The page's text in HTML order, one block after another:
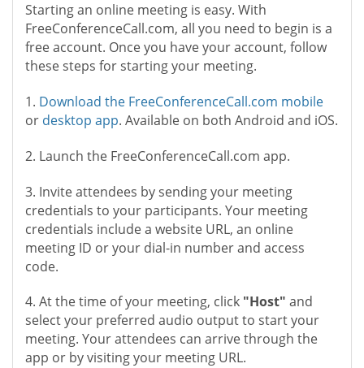
Starting an online meeting is easy. With
FreeConferenceCall.com, all you need to begin is a
free account. Once you have your account, follow
these steps for starting your meeting.
1. Download the FreeConferenceCall.com mobile
or desktop app. Available on both Android and iOS.
2. Launch the FreeConferenceCall.com app.
3. Invite attendees by sending your meeting
credentials to your participants. Your meeting
credentials include a website URL, an online
meeting ID or your dial-in number and access
code.
4. At the time of your meeting, click "Host" and
select your preferred audio output to start your
meeting. Your attendees can arrive through the
app or by visiting your meeting URL.